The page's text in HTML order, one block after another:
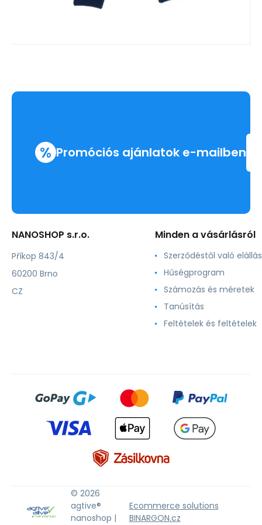
% Promóciós ajánlatok e-mailben
NANOSHOP s.r.o.
Příkop 843/4
60200 Brno
CZ
Minden a vásárlásról
Szerződéstől való elállás
Hűségprogram
Számozás és méretek
Tanúsítás
Feltételek és feltételek
© 2026
agtive®
nanoshop |
Ecommerce solutions
BINARGON.cz